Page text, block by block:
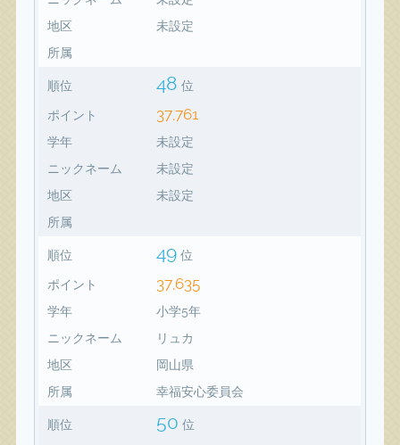
地区
未設定
所属
順位 48 位
ポイント 37,761
学年
未設定
ニックネーム
未設定
地区
未設定
所属
順位 49 位
ポイント 37,635
学年
小学5年
ニックネーム
リュカ
地区
岡山県
所属
幸福安心委員会
順位 50 位